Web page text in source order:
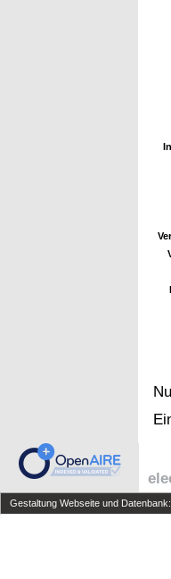
Gestaltung Webseite und